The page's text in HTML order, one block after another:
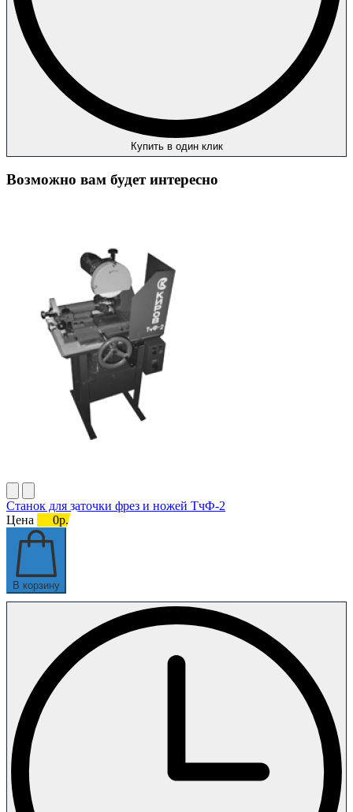
Купить в один клик
Возможно вам будет интересно
Станок для заточки фрез и ножей ТчФ-2
Цена
0р.
В корзину